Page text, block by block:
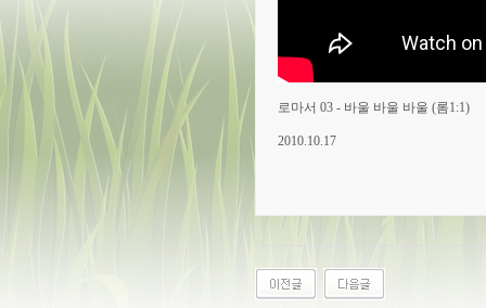
로마서 03 - 바울 바울 바울 (롬1:1)
2010.10.17